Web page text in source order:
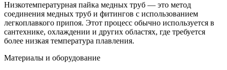
Низкотемпературная пайка медных труб — это метод
соединения медных труб и фитингов с использованием
легкоплавкого припоя. Этот процесс обычно используется в
сантехнике, охлаждении и других областях, где требуется
более низкая температура плавления.
Материалы и оборудование